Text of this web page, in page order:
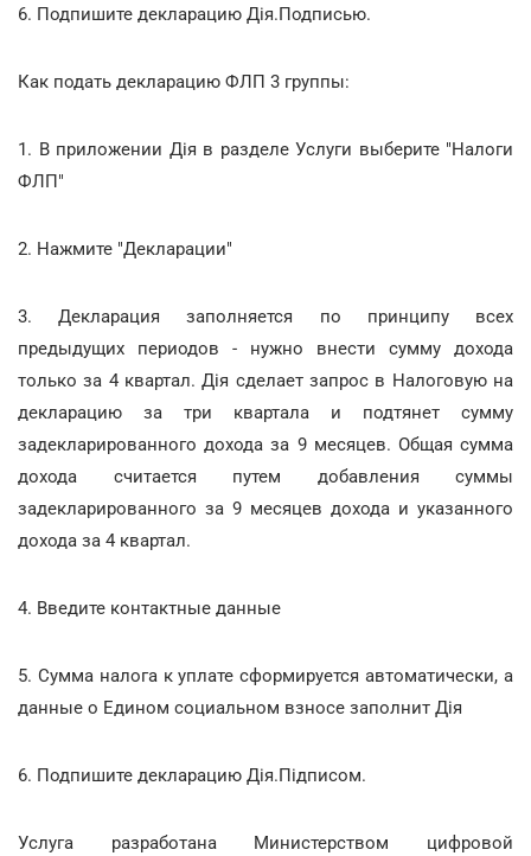
6. Подпишите декларацию Дія.Подписью.
Как подать декларацию ФЛП 3 группы:
1. В приложении Дія в разделе Услуги выберите "Налоги
ФЛП"
2. Нажмите "Декларации"
3. Декларация заполняется по принципу всех
предыдущих периодов - нужно внести сумму дохода
только за 4 квартал. Дія сделает запрос в Налоговую на
декларацию за три квартала и подтянет сумму
задекларированного дохода за 9 месяцев. Общая сумма
дохода считается путем добавления суммы
задекларированного за 9 месяцев дохода и указанного
дохода за 4 квартал.
4. Введите контактные данные
5. Сумма налога к уплате сформируется автоматически, а
данные о Едином социальном взносе заполнит Дія
6. Подпишите декларацию Дія.Підписом.
Услуга разработана Министерством цифровой